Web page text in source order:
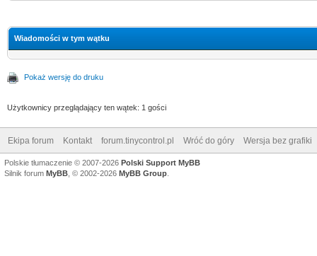
Wiadomości w tym wątku
Pokaż wersję do druku
Użytkownicy przeglądający ten wątek: 1 gości
Ekipa forum Kontakt forum.tinycontrol.pl Wróć do góry Wersja bez grafiki
Polskie tłumaczenie © 2007-2026 Polski Support MyBB
Silnik forum MyBB , © 2002-2026 MyBB Group